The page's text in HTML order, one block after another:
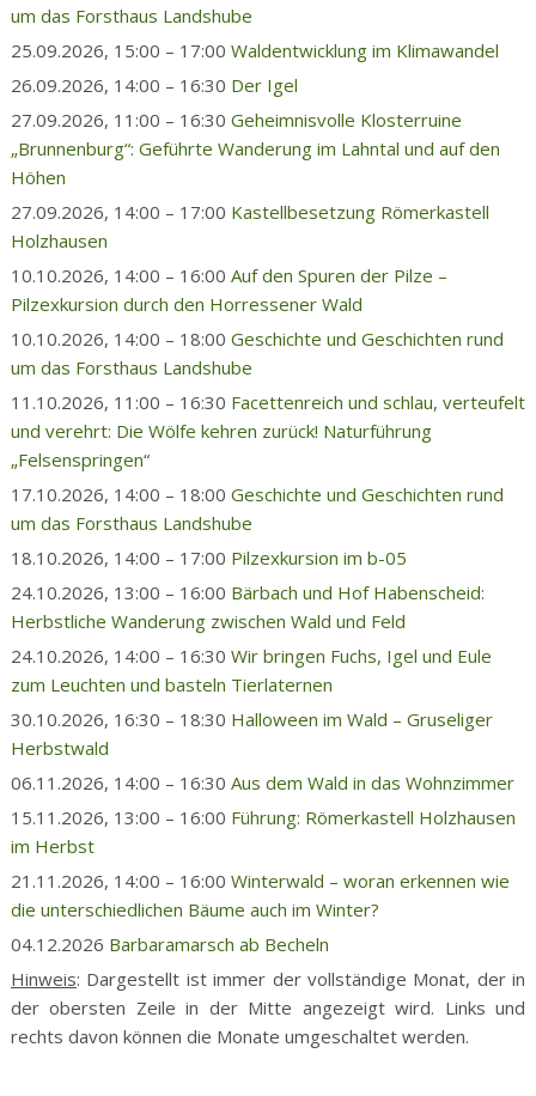
um das Forsthaus Landshube
25.09.2026, 15:00 – 17:00 Waldentwicklung im Klimawandel
26.09.2026, 14:00 – 16:30 Der Igel
27.09.2026, 11:00 – 16:30 Geheimnisvolle Klosterruine
„Brunnenburg“: Geführte Wanderung im Lahntal und auf den
Höhen
27.09.2026, 14:00 – 17:00 Kastellbesetzung Römerkastell
Holzhausen
10.10.2026, 14:00 – 16:00 Auf den Spuren der Pilze –
Pilzexkursion durch den Horressener Wald
10.10.2026, 14:00 – 18:00 Geschichte und Geschichten rund
um das Forsthaus Landshube
11.10.2026, 11:00 – 16:30 Facettenreich und schlau, verteufelt
und verehrt: Die Wölfe kehren zurück! Naturführung
„Felsenspringen“
17.10.2026, 14:00 – 18:00 Geschichte und Geschichten rund
um das Forsthaus Landshube
18.10.2026, 14:00 – 17:00 Pilzexkursion im b-05
24.10.2026, 13:00 – 16:00 Bärbach und Hof Habenscheid:
Herbstliche Wanderung zwischen Wald und Feld
24.10.2026, 14:00 – 16:30 Wir bringen Fuchs, Igel und Eule
zum Leuchten und basteln Tierlaternen
30.10.2026, 16:30 – 18:30 Halloween im Wald – Gruseliger
Herbstwald
06.11.2026, 14:00 – 16:30 Aus dem Wald in das Wohnzimmer
15.11.2026, 13:00 – 16:00 Führung: Römerkastell Holzhausen
im Herbst
21.11.2026, 14:00 – 16:00 Winterwald – woran erkennen wie
die unterschiedlichen Bäume auch im Winter?
04.12.2026 Barbaramarsch ab Becheln
Hinweis: Dargestellt ist immer der vollständige Monat, der in
der obersten Zeile in der Mitte angezeigt wird. Links und
rechts davon können die Monate umgeschaltet werden.